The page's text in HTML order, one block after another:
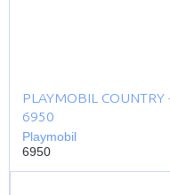
PLAYMOBIL
6950
Playmobil
6950